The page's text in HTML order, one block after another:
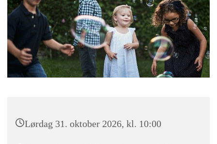
Lørdag 31. oktober 2026, kl. 10:00